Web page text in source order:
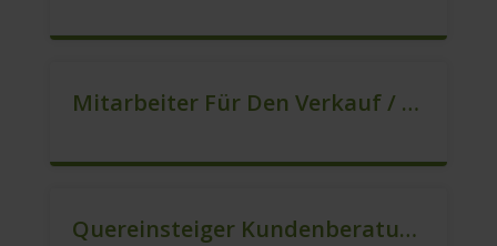
Mitarbeiter Für Den Verkauf / Quereinsteiger (m/w/d)
Quereinsteiger Kundenberatung Im Außendienst (m/w/d)